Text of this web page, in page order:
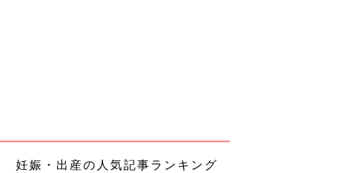
妊婦ごはん おすすめレシピ
妊娠・出産の人気記事ランキング